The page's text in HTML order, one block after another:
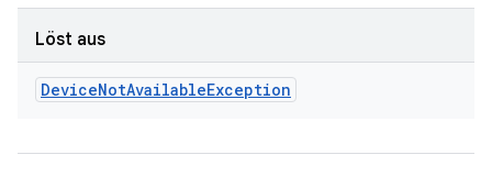
Löst aus
DeviceNotAvailableException